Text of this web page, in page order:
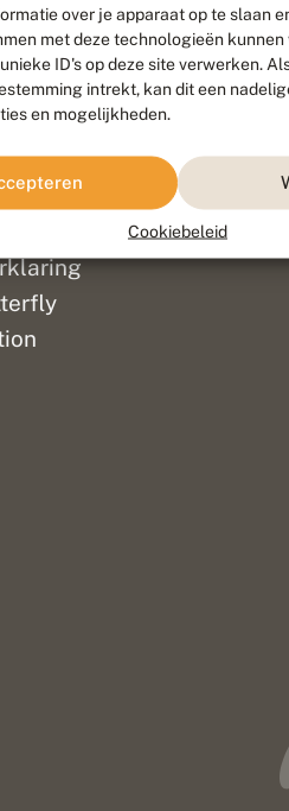
over je apparaat op te slaan
met deze technologieën
ID's op deze site verwerken.
intrekt, kan dit een
en mogelijkheden.
Cookiebeleid
door Go2People, ontworpen door